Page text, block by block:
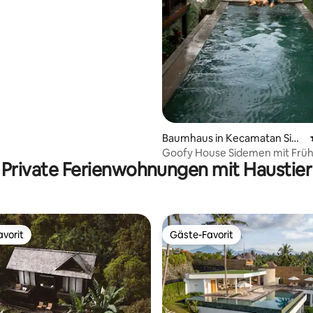
4,92 von 5, 111 Bewertungen
Baumhaus in Kecamatan Side
men
Goofy House Sidemen mit
Private Ferienwohnungen mit Haustier
Gäste-Favorit
Gäste-Favorit